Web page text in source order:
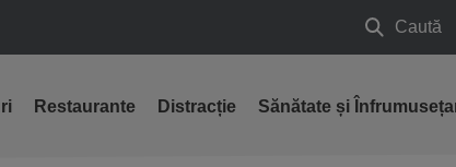
Caută
Caută
Restaurante Distracție Sănătate și